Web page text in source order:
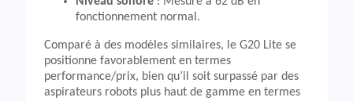
fonctionnement normal.
Comparé à des modèles similaires, le G20 Lite se
positionne favorablement en termes
performance/prix, bien qu’il soit surpassé par des
aspirateurs robots plus haut de gamme en termes